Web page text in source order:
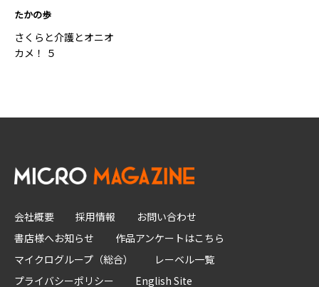
たかの歩
さくらと介護とオニオ
カメ！ ５
会社概要 採用情報
お問い合わせ
書店様へお知らせ
作品アンケートはこちら
マイクログループ（総合）
レーベル一覧
プライバシーポリシー
English Site